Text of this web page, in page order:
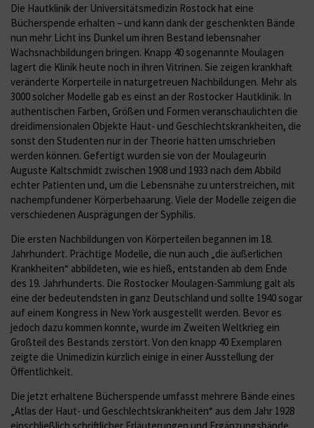
Die Hautklinik der Universitätsmedizin Rostock hat eine
Bücherspende erhalten – und kann dank der geschenkten Bände
nun mehr Licht ins Dunkel um ihren Bestand lebensnaher
Wachsnachbildungen bringen. Knapp 40 sogenannte Moulagen
lagert die Klinik heute noch in ihren Vitrinen. Sie zeigen krankhaft
veränderte Körperteile in naturgetreuen Nachbildungen. Mehr als
3000 solcher Modelle gab es einst an der Rostocker Hautklinik. In
authentischen Farben, Größen und Formen veranschaulichten die
dreidimensionalen Objekte Haut- und Geschlechtskrankheiten, die
sonst den Studenten nur in der Theorie hätten umschrieben
werden können. Gefertigt wurden sie von der Moulageurin
Auguste Kaltschmidt zwischen 1908 und 1933 nach dem Abbild
echter Patienten und, um die Lebensnähe zu unterstreichen, mit
nachempfundener Körperbehaarung. Viele der Modelle zeigen die
verschiedenen Ausprägungen der Syphilis.
Die ersten Nachbildungen von Körperteilen begannen im 18.
Jahrhundert. Prächtige Modelle, die nun auch „die äußerlichen
Krankheiten“ abbildeten, wie es hieß, entstanden ab dem Ende
des 19. Jahrhunderts. Die Rostocker Moulagen-Sammlung galt als
eine der bedeutendsten in ganz Deutschland und sollte 1940 sogar
auf einem Kongress in New York ausgestellt werden. Bevor es
jedoch dazu kommen konnte, wurde im Zweiten Weltkrieg ein
Großteil des Bestands zerstört. Von den knapp 40 Exemplaren
zeigte die Unimedizin kürzlich einige in einer Ausstellung der
Öffentlichkeit.
Die jetzt erhaltene Bücherspende umfasst mehrere Bände eines
„Atlas der Haut- und Geschlechtskrankheiten“ aus dem Jahr 1928